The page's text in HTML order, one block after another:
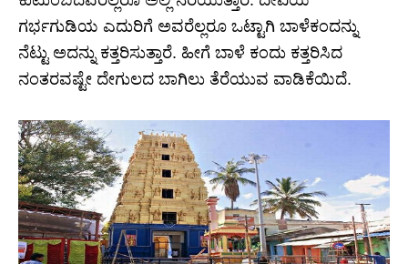
ಗರ್ಭಗುಡಿಯ ಎದುರಿಗೆ ಅವರೆಲ್ಲರೂ ಒಟ್ಟಾಗಿ ಬಾಳೆಕಂದನ್ನು
ನೆಟ್ಟು ಅದನ್ನು ಕತ್ತರಿಸುತ್ತಾರೆ. ಹೀಗೆ ಬಾಳೆ ಕಂದು ಕತ್ತರಿಸಿದ
ನಂತರವಷ್ಟೇ ದೇಗುಲದ ಬಾಗಿಲು ತೆರೆಯುವ ವಾಡಿಕೆಯಿದೆ.